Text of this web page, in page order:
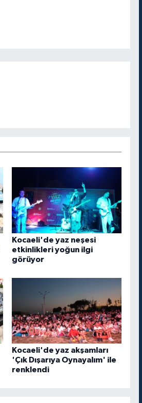
Kocaeli'de yaz neşesi
etkinlikleri yoğun ilgi
görüyor
Kocaeli'de yaz akşamları
'Çık Dışarıya Oynayalım' ile
renklendi